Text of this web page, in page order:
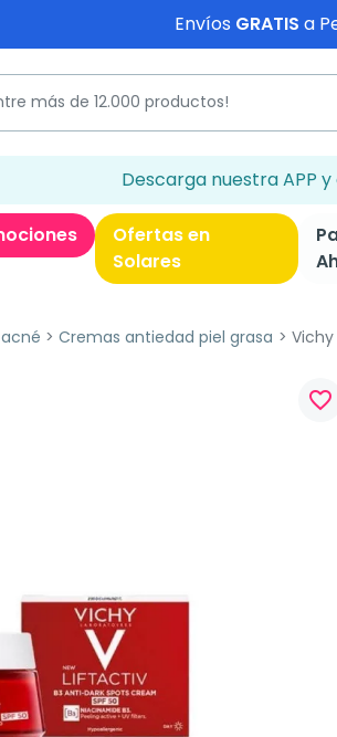
Envíos GRATIS a
Descarga nuestra APP
Ofertas en
Solares
Cremas antiedad piel grasa
favorite_border